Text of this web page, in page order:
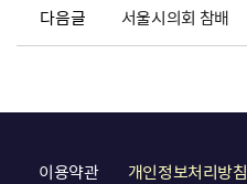
다음글 서울시의회 참배
이용약관 개인정보처리방침